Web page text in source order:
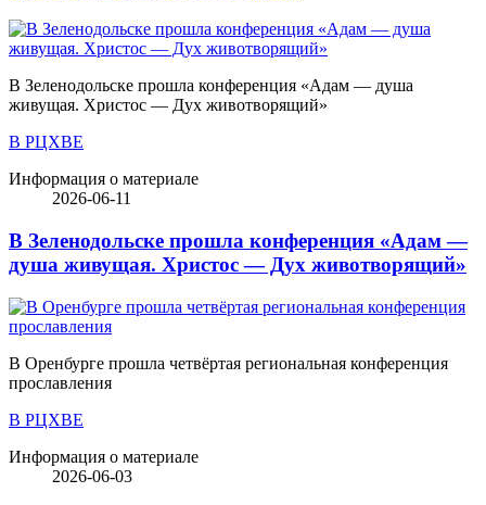
В Зеленодольске прошла конференция «Адам — душа
живущая. Христос — Дух животворящий»
В РЦХВЕ
Информация о материале
2026-06-11
В Зеленодольске прошла конференция «Адам —
душа живущая. Христос — Дух животворящий»
В Оренбурге прошла четвёртая региональная конференция
прославления
В РЦХВЕ
Информация о материале
2026-06-03